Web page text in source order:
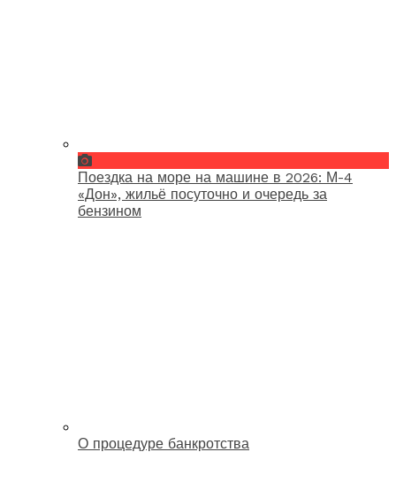
Поездка на море на машине в 2026: М-4
«Дон», жильё посуточно и очередь за
бензином
О процедуре банкротства